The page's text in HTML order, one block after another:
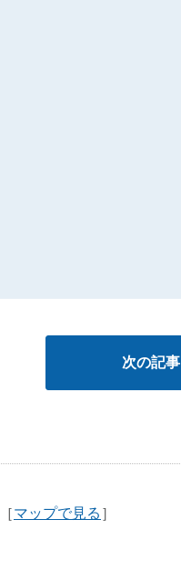
次の記事
［マップで見る ］